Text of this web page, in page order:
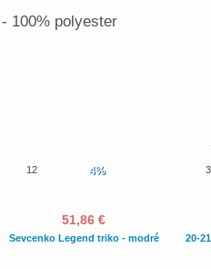
- 100% polyester
12 4%
51,86 €
Sevcenko Legend triko - modré 20-